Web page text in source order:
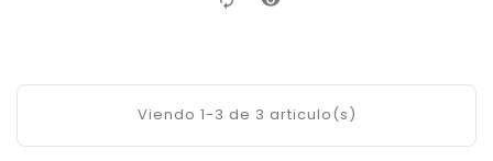
Viendo 1-3 de 3 articulo(s)